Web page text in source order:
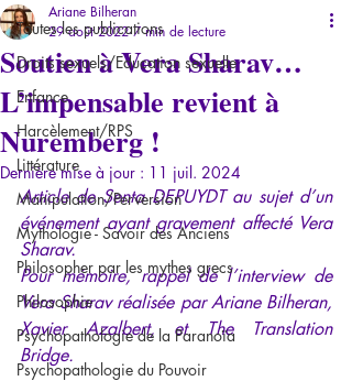
Toutes les publications
Droits sexuels/Education sexuelle
Enfance
Harcèlement/RPS
Littérature
Manipulation/Perversion
Mythologie - Savoir des Anciens
Philosopher par les mythes grecs
Philosophie
Psychopathologie de la Paranoïa
Psychopathologie du Pouvoir
Soutien à Vera Sharav…
L’impensable revient à
Nuremberg !
Ariane Bilheran
29 août 2022 7 min de lecture
Dernière mise à jour : 11 juil. 2024
Article de Senta DEPUYDT au sujet d’un
événement ayant gravement affecté Vera
Sharav.
Pour mémoire, rappel de l’interview de
Vera Sharav réalisée par Ariane Bilheran,
Xavier Azalbert, et The Translation
Bridge.